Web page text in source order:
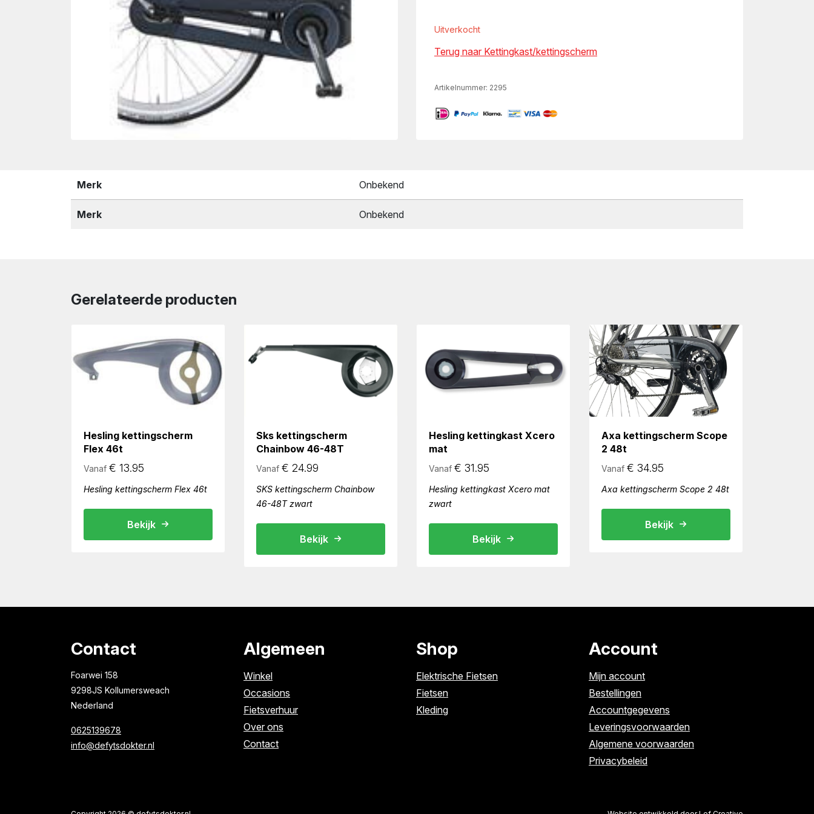
Uitverkocht
Terug naar Kettingkast/kettingscherm
Artikelnummer: 2295
Merk Onbekend
Merk Onbekend
Gerelateerde producten
Hesling kettingscherm
Flex 46t
Vanaf € 13.95
Hesling kettingscherm Flex 46t
Bekijk
Sks kettingscherm
Chainbow 46-48T
Vanaf € 24.99
SKS kettingscherm Chainbow
46-48T zwart
Bekijk
Hesling kettingkast Xcero
mat
Vanaf € 31.95
Hesling kettingkast Xcero mat
zwart
Bekijk
Axa kettingscherm Scope
2 48t
Vanaf € 34.95
Axa kettingscherm Scope 2 48t
Bekijk
Contact
Foarwei 158
9298JS Kollumersweach
Nederland
0625139678
info@defytsdokter.nl
Algemeen
Winkel
Occasions
Fietsverhuur
Over ons
Contact
Shop
Elektrische Fietsen
Fietsen
Kleding
Account
Mijn account
Bestellingen
Accountgegevens
Leveringsvoorwaarden
Algemene voorwaarden
Privacybeleid